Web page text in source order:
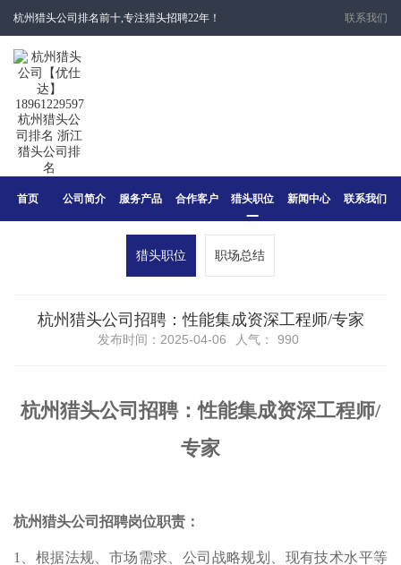
杭州猎头公司排名前十,专注猎头招聘22年！ 联系我们
首页 公司简介 服务产品 合作客户 猎头职位 新闻中心 联系我们
猎头职位 职场总结
杭州猎头公司招聘：性能集成资深工程师/专家
发布时间：2025-04-06 人气： 990
杭州猎头公司招聘：性能集成资深工程师/
专家
杭州猎头公司招聘岗位职责：
1、根据法规、市场需求、公司战略规划、现有技术水平等